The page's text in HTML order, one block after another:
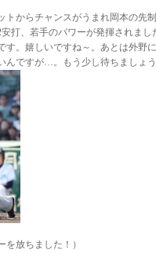
トからチャンスがうまれ岡本の先
打、若手のパワーが発揮されまし
す。嬉しいですね～。あとは外野
んですが…。もう少し待ちましょう
を放ちました！）